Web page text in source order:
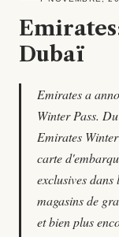
Dubaï
Emirates a
Winter Pass.
Emirates
carte
exclusives dans
magasins de
et bien plus